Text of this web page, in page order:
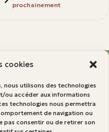
cookies
nous utilisons des technologies
ou accéder aux informations
technologies nous permettra
de navigation ou
pas consentir ou de retirer son
prochainement
Wëntger